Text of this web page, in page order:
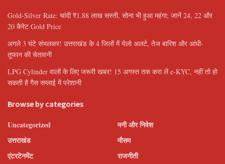
Gold-Silver Rate: चांदी ₹1.88 लाख सस्ती, सोना भी हुआ महंगा; जानें 24, 22 और
20 कैरेट Gold Price
अगले 3 घंटे संभलकर! उत्तराखंड के 4 जिलों में येलो अलर्ट, तेज बारिश और आंधी-
तूफान की चेतावनी
LPG Cylinder वालों के लिए जरूरी खबर! 15 अगस्त तक करा लें e-KYC, नहीं तो हो
सकती है गैस सप्लाई में परेशानी
Browse by categories
Uncategorized
उत्तराखंड
एंटरटेनमेंट
मनी और निवेश
मौसम
राजनीती